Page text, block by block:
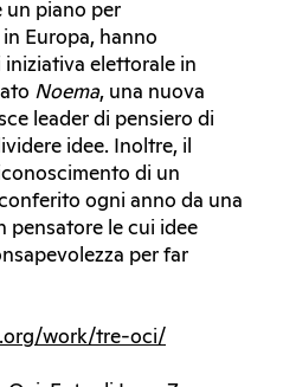
un piano per
in Europa, hanno
elettorale in
Noema, una nuova
leader di pensiero di
idee. Inoltre, il
di un
ogni anno da una
pensatore le cui idee
per far
work/tre-oci/